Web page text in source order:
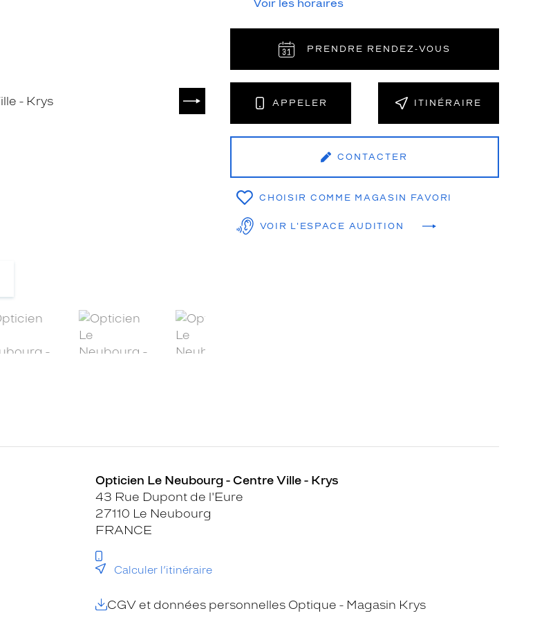
Voir les horaires
PRENDRE RENDEZ‑VOUS
APPELER ITINÉRAIRE
CONTACTER
CHOISIR COMME MAGASIN FAVORI
VOIR L'ESPACE AUDITION
Opticien Le Neubourg - Centre Ville - Krys
43 Rue Dupont de l'Eure
27110 Le Neubourg
FRANCE
Calculer l’itinéraire
CGV et données personnelles Optique - Magasin Krys